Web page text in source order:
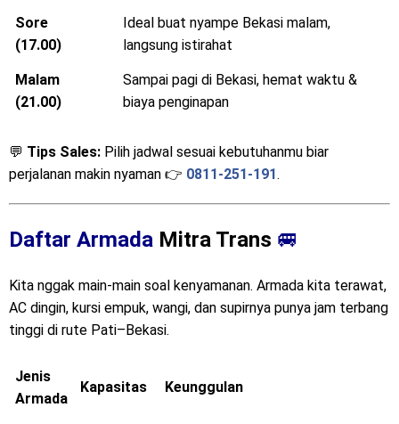
Sore
(17.00)
Ideal buat nyampe Bekasi malam,
langsung istirahat
Malam
(21.00)
Sampai pagi di Bekasi, hemat waktu &
biaya penginapan
💬 Tips Sales: Pilih jadwal sesuai kebutuhanmu biar
perjalanan makin nyaman 👉 0811-251-191.
Daftar Armada Mitra Trans 🚐
Kita nggak main-main soal kenyamanan. Armada kita terawat,
AC dingin, kursi empuk, wangi, dan supirnya punya jam terbang
tinggi di rute Pati–Bekasi.
Jenis
Armada
Kapasitas Keunggulan